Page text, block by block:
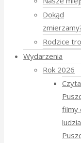
Dokąd
Rodzice
Wydarzenia
Rok 2026
filmy